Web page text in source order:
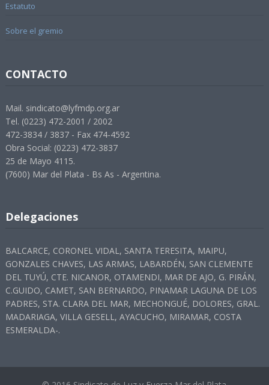
Estatuto
Sobre el gremio
CONTACTO
Mail. sindicato@lyfmdp.org.ar
Tel. (0223) 472-2001 / 2002
472-3834 / 3837 - Fax 474-4592
Obra Social: (0223) 472-3837
25 de Mayo 4115.
(7600) Mar del Plata - Bs As - Argentina.
Delegaciones
BALCARCE, CORONEL VIDAL, SANTA TERESITA, MAIPU,
GONZALES CHAVES, LAS ARMAS, LABARDÉN, SAN CLEMENTE
DEL TUYÚ, CTE. NICANOR, OTAMENDI, MAR DE AJO, G. PIRÁN,
C.GUIDO, CAMET, SAN BERNARDO, PINAMAR LAGUNA DE LOS
PADRES, STA. CLARA DEL MAR, MECHONGUÉ, DOLORES, GRAL.
MADARIAGA, VILLA GESELL, AYACUCHO, MIRAMAR, COSTA
ESMERALDA-.